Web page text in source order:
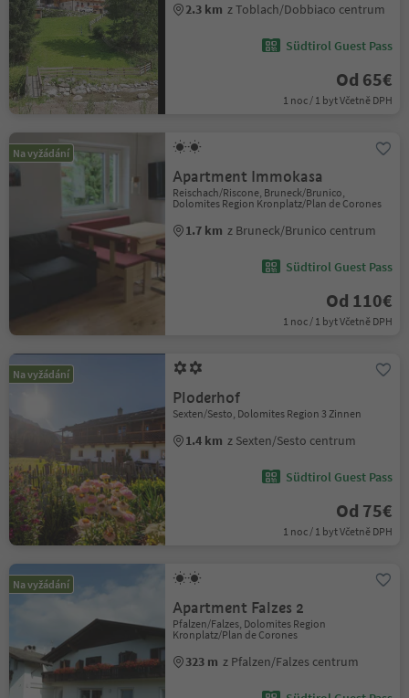
2.3 km z Toblach/Dobbiaco centrum
Südtirol Guest Pass
Od 65€
1 noc / 1 byt Včetně DPH
Na vyžádání
Apartment Immokasa
Reischach/Riscone, Bruneck/Brunico,
Dolomites Region Kronplatz/Plan de Corones
1.7 km z Bruneck/Brunico centrum
Südtirol Guest Pass
Od 110€
1 noc / 1 byt Včetně DPH
Na vyžádání
Ploderhof
Sexten/Sesto, Dolomites Region 3 Zinnen
1.4 km z Sexten/Sesto centrum
Südtirol Guest Pass
Od 75€
1 noc / 1 byt Včetně DPH
Na vyžádání
Apartment Falzes 2
Pfalzen/Falzes, Dolomites Region
Kronplatz/Plan de Corones
323 m z Pfalzen/Falzes centrum